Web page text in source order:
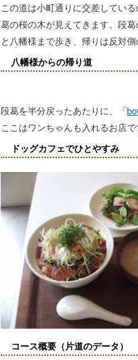
この道は小町通りに交差してい
葛の桜の木が見えてきます。段
と八幡様まで歩き、帰りは反対側
八幡様からの帰り道
段葛を半分戻ったあたりに、「
ここはワンちゃんも入れるお店
ドッグカフェでひとやすみ
コース概要（片道のデータ）